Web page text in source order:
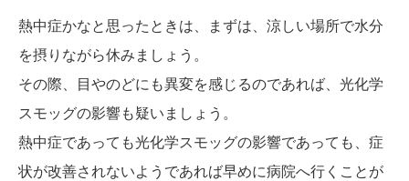
熱中症かなと思ったときは、まずは、涼しい場所で水分
を摂りながら休みましょう。
その際、目やのどにも異変を感じるのであれば、光化学
スモッグの影響も疑いましょう。
熱中症であっても光化学スモッグの影響であっても、症
状が改善されないようであれば早めに病院へ行くことが